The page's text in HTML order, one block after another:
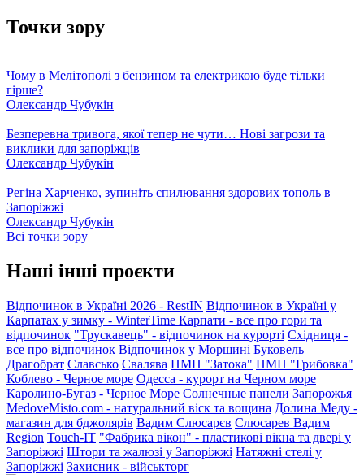
Точки зору
Чому в Мелітополі з бензином та електрикою буде тільки
гірше?
Олександр Чубукін
Безперевна тривога, якої тепер не чути… Нові загрози та
виклики для запоріжців
Олександр Чубукін
Регіна Харченко, зупиніть спилювання здорових тополь в
Запоріжжі
Олександр Чубукін
Всі точки зору
Наші інші проєкти
Відпочинок в Україні 2026 - RestIN Відпочинок в Україні у
Карпатах у зимку - WinterTime Карпати - все про гори та
відпочинок "Трускавець" - відпочинок на курорті Східниця -
все про відпочинок Відпочинок у Моршині Буковель
Драгобрат Славсько Свалява НМП "Затока" НМП "Грибовка"
Коблево - Черное море Одесса - курорт на Черном море
Каролино-Бугаз - Черное Море Солнечные панели Запорожья
MedoveMisto.com - натуральний віск та вощина Долина Меду -
магазин для бджолярів Вадим Слюсарєв Слюсарев Вадим
Region Touch-IT "Фабрика вікон" - пластикові вікна та двері у
Запоріжжі Штори та жалюзі у Запоріжжі Натяжні стелі у
Запоріжжі Захисник - військторг